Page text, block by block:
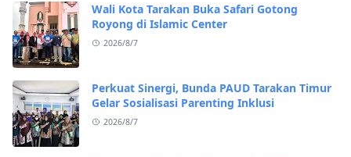
Wali Kota Tarakan Buka Safari Gotong
Royong di Islamic Center
2026/8/7
Perkuat Sinergi, Bunda PAUD Tarakan Timur
Gelar Sosialisasi Parenting Inklusi
2026/8/7